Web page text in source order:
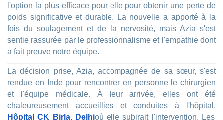
l'option la plus efficace pour elle pour obtenir une perte de
poids significative et durable. La nouvelle a apporté à la
fois du soulagement et de la nervosité, mais Azia s'est
sentie rassurée par le professionnalisme et l'empathie dont
a fait preuve notre équipe.
La décision prise, Azia, accompagnée de sa sœur, s'est
rendue en Inde pour rencontrer en personne le chirurgien
et l'équipe médicale. À leur arrivée, elles ont été
chaleureusement accueillies et conduites à l'hôpital.
Hôpital CK Birla, Delhioù elle subirait l'intervention. Les